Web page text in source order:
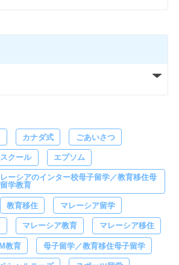
カナダ式 ごあいさつ
クール エプソム
ーシアのインター校母子留学／教育移住母
学教育
教育移住 マレーシア留学
マレーシア教育 マレーシア移住
教育 母子留学／教育移住母子留学